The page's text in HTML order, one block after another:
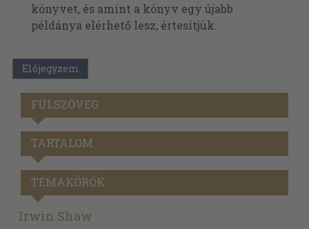
könyvet, és amint a könyv egy újabb
példánya elérhető lesz, értesítjük.
Előjegyzem
FÜLSZÖVEG
TARTALOM
TÉMAKÖRÖK
Irwin Shaw